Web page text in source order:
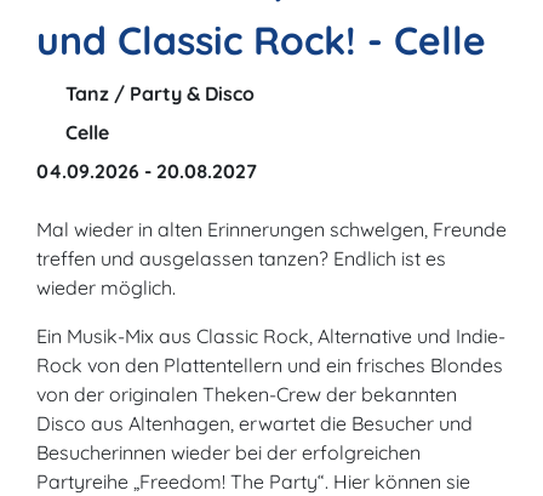
und Classic Rock! - Celle
Tanz / Party & Disco
Celle
04.09.2026 - 20.08.2027
Mal wieder in alten Erinnerungen schwelgen, Freunde
treffen und ausgelassen tanzen? Endlich ist es
wieder möglich.
Ein Musik-Mix aus Classic Rock, Alternative und Indie-
Rock von den Plattentellern und ein frisches Blondes
von der originalen Theken-Crew der bekannten
Disco aus Altenhagen, erwartet die Besucher und
Besucherinnen wieder bei der erfolgreichen
Partyreihe „Freedom! The Party“. Hier können sie